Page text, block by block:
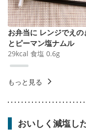
お弁当に レンジでえの
とピーマン塩ナムル
29kcal 食塩 0.6g
もっと見る
おいしく減塩し